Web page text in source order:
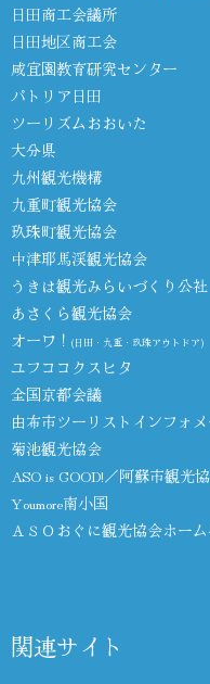
日田商工会議所
日田地区商工会
咸宜園教育研究センター
パトリア日田
ツーリズムおおいた
大分県
九州観光機構
九重町観光協会
玖珠町観光協会
中津耶馬渓観光協会
うきは観光みらいづくり公社
あさくら観光協会
オーワ！ (日田・九重・玖珠アウトドア)
ユフココクスヒタ
全国京都会議
由布市ツーリストインフォ
菊池観光協会
ASO is GOOD!／阿蘇市観光
Youmore南小国
ＡＳＯおぐに観光協会ホー
関連サイト